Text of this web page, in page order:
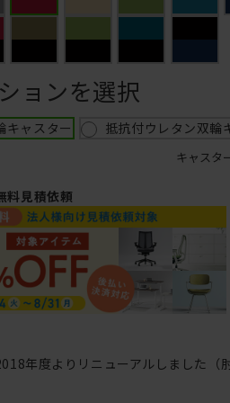
ョンを選択
キャスター 抵抗付ウレタン双輪
キャスタ
料見積依頼
年度よりリニューアルしました（